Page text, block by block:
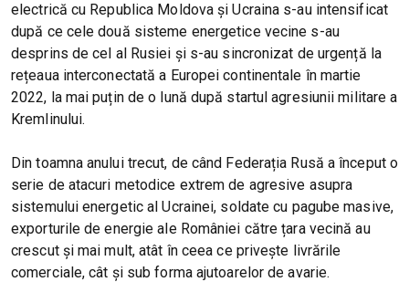
electrică cu Republica Moldova și Ucraina s-au intensificat
după ce cele două sisteme energetice vecine s-au
desprins de cel al Rusiei și s-au sincronizat de urgență la
rețeaua interconectată a Europei continentale în martie
2022, la mai puțin de o lună după startul agresiunii militare a
Kremlinului.
Din toamna anului trecut, de când Federația Rusă a început o
serie de atacuri metodice extrem de agresive asupra
sistemului energetic al Ucrainei, soldate cu pagube masive,
exporturile de energie ale României către țara vecină au
crescut și mai mult, atât în ceea ce privește livrările
comerciale, cât și sub forma ajutoarelor de avarie.